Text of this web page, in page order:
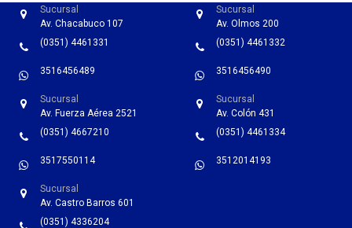
Sucursal
Av. Chacabuco 107
(0351) 4461331
3516456489
Sucursal
Av. Olmos 200
(0351) 4461332
3516456490
Sucursal
Av. Fuerza Aérea 2521
(0351) 4667210
3517550114
Sucursal
Av. Colón 431
(0351) 4461334
3512014193
Sucursal
Av. Castro Barros 601
(0351) 4336204